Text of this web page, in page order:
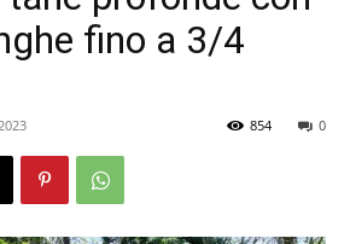
fino a 3/4
0
854